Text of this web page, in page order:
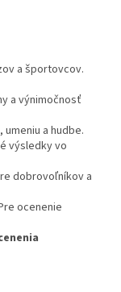
a športovcov.
a výnimočnosť
a hudbe.
výsledky vo
dobrovoľníkov a
ocenenie